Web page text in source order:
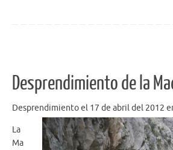
Desprendimiento de la
Desprendimiento el 17 de abril del 2012
La
Ma